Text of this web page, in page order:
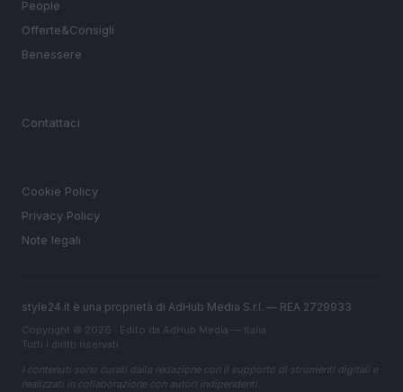
People
Offerte&Consigli
Benessere
Contattaci
Cookie Policy
Privacy Policy
Note legali
style24.it è una proprietà di AdHub Media S.r.l. — REA 2729933
Copyright © 2026 · Edito da AdHub Media — Italia
Tutti i diritti riservati
I contenuti sono curati dalla redazione con il supporto di strumenti digitali e
realizzati in collaborazione con autori indipendenti.